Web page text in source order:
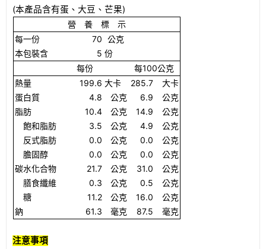
(本產品含有蛋、大豆、芒果)
營 養 標 示
每一份
70 公克
本包裝含
5 份
每份
每100公克
熱量
199.6 大卡 285.7
大卡
蛋白質
4.8 公克 6.9
公克
脂肪
10.4 公克 14.9
公克
飽和脂肪
3.5 公克 4.9
公克
反式脂肪
0.0 公克 0.0
公克
膽固醇
0.0 公克 0.0
公克
碳水化合物
21.7 公克 31.0
公克
膳食纖維
0.3 公克 0.5
公克
糖
11.2 公克 16.0
公克
鈉
61.3 毫克 87.5 毫克
注意事項